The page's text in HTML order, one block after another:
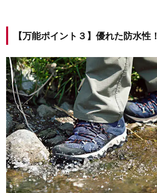
【万能ポイント３】優れた防水性！